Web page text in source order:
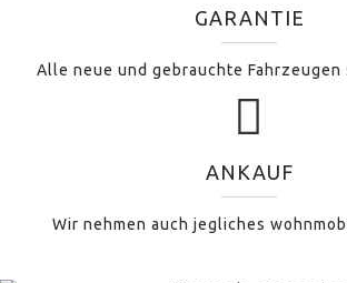
GARANTIE
Alle neue und gebrauchte
ANKAUF
Wir nehmen auch jegliches